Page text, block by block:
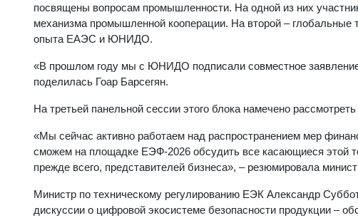
посвящены вопросам промышленности. На одной из них
механизма промышленной кооперации. На второй –
опыта ЕАЭС и ЮНИДО.
«В прошлом году мы с ЮНИДО подписали совместное
поделилась Гоар Барсегян.
На третьей панельной сессии этого блока намечено
«Мы сейчас активно работаем над распространением мер
сможем на площадке ЕЭФ-2026 обсудить все касающиеся этой
прежде всего, представителей бизнеса», – резюмировала
Министр по техническому регулированию ЕЭК Александр
дискуссии о цифровой экосистеме безопасности продукции –